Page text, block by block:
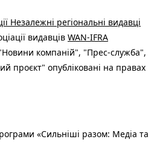
Незалежні регіональні видавці
видавців WAN-IFRA
компаній", "Прес-служба",
проєкт" опубліковані на правах
«Сильніші разом: Медіа та